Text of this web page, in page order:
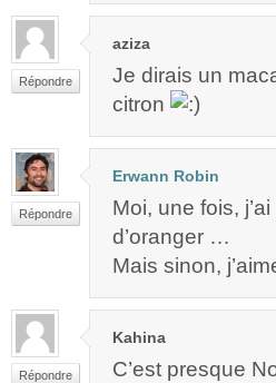
Répondre
aziza
Je dirais un
citron
Répondre
Erwann Robin
Moi, une fois,
d’oranger …
Mais sinon,
Répondre
Kahina
C’est presque